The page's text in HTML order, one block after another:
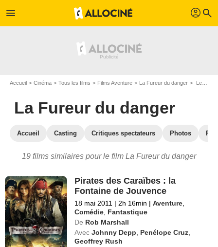
menu profil search
Accueil Cinéma Tous les films Films Aventure La Fureur du danger Les films similaires à "La Fureur du danger"
La Fureur du danger
Accueil Casting Critiques spectateurs Photos
19 films similaires pour le film La Fureur du danger
Pirates des Caraïbes : la
Fontaine de Jouvence
18 mai 2011 | 2h 16min | Aventure
Comédie Fantastique
De Rob Marshall
Avec Johnny Depp Penélope Cruz
Geoffrey Rush